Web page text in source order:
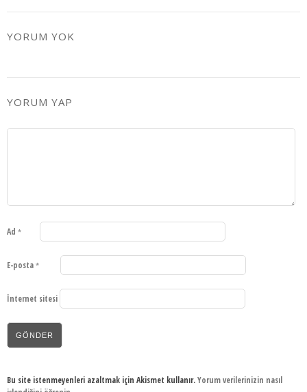
YORUM YOK
YORUM YAP
Ad *
E-posta *
İnternet sitesi
Bu site istenmeyenleri azaltmak için Akismet kullanır.Yorum verilerinizin nasıl